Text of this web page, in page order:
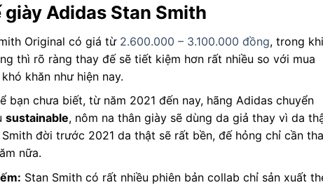
Adidas Stan Smith
Original có giá từ 2.600.000 – 3.100.000 đồng, trong khi
thì rõ ràng thay đế sẽ tiết kiệm hơn rất nhiều so với mua
khăn như hiện nay.
bạn chưa biết, từ năm 2021 đến nay, hãng Adidas chuyển
sustainable, nôm na thân giày sẽ dùng da giả thay vì da
đời trước 2021 da thật sẽ rất bền, đế hỏng chỉ cần
nữa.
Stan Smith có rất nhiều phiên bản collab chỉ sản xuất